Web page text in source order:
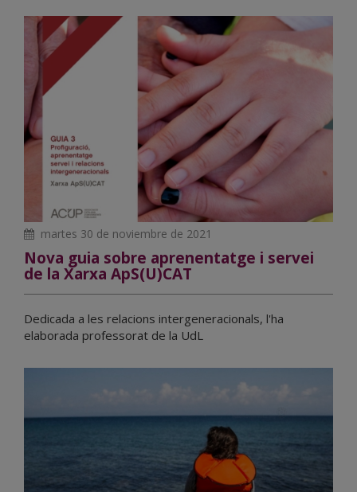
martes 30 de noviembre de 2021
Nova guia sobre aprenentatge i servei
de la Xarxa ApS(U)CAT
Dedicada a les relacions intergeneracionals, l'ha
elaborada professorat de la UdL